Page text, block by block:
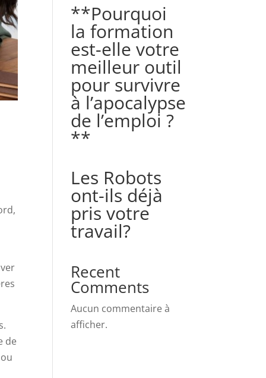
de
**Pourquoi
la formation
est-elle votre
meilleur outil
pour survivre
à l’apocalypse
de l’emploi ?
**
Les Robots
ont-ils déjà
pris votre
travail?
Recent
Comments
Aucun commentaire à
afficher.